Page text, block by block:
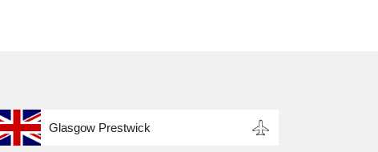
Glasgow Prestwick